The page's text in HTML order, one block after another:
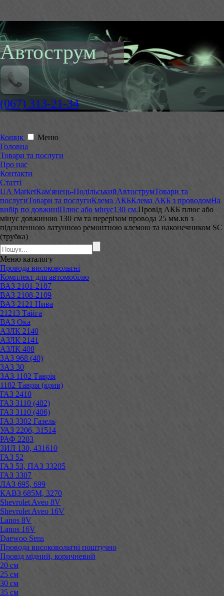
Автострум
(067) 313-21-34
Кошик
Меню
Головна
Товари та послуги
Про нас
Контакти
Статті
UA MarketКам'янець-ПодільськийАвтострумТовари та
послугиТовари та послугиКлема АКБКлема АКБ з проводомНа
вибір по довжиніПлюс або мінус130 см.Провід АКБ плюс або
мінус довжиною 130 см та перерізом провода 25 мм.кв з
підсиленною латунною ремонтною клемою та наконечником SC
(трубка)
Меню каталогу
Провода високовольтні
Комплект для автомобілю
ВАЗ 2101-2107
ВАЗ 2108-2109
ВАЗ 2121 Нива
21213 Тайга
ВАЗ Ока
АЗЛК 2140
АЗЛК 2141
АЗЛК 408
ЗАЗ 968 (40)
ЗАЗ 30
ЗАЗ 1102 Таврія
1102 Таврія (крив)
ГАЗ 2410
ГАЗ 3110 (402)
ГАЗ 3110 (406)
ГАЗ 3302 Газель
УАЗ 2206, 31514
РАФ 2203
ЗИЛ 130, 431610
ГАЗ 52
ГАЗ 53, ПАЗ 33205
ГАЗ 3307
ЛАЗ 695, 699
КАВЗ 685М, 3270
Shevrolet Aveo 8V
Shevrolet Aveo 16V
Lanos 8V
Lanos 16V
Daewoo Sens
Провода високовольтні поштучно
Провід мідний, коричневий
20 см
25 см
30 см
35 см